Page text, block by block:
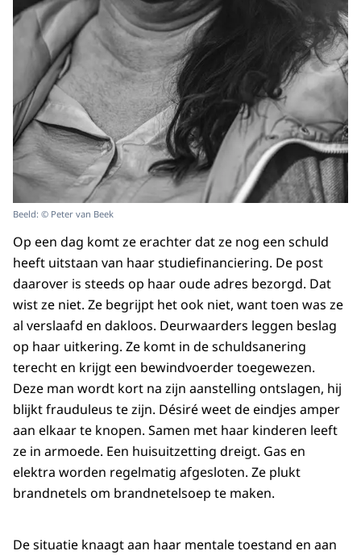
Beeld: © Peter van Beek
Op een dag komt ze erachter dat ze nog een schuld
heeft uitstaan van haar studiefinanciering. De post
daarover is steeds op haar oude adres bezorgd. Dat
wist ze niet. Ze begrijpt het ook niet, want toen was ze
al verslaafd en dakloos. Deurwaarders leggen beslag
op haar uitkering. Ze komt in de schuldsanering
terecht en krijgt een bewindvoerder toegewezen.
Deze man wordt kort na zijn aanstelling ontslagen, hij
blijkt frauduleus te zijn. Désiré weet de eindjes amper
aan elkaar te knopen. Samen met haar kinderen leeft
ze in armoede. Een huisuitzetting dreigt. Gas en
elektra worden regelmatig afgesloten. Ze plukt
brandnetels om brandnetelsoep te maken.
De situatie knaagt aan haar mentale toestand en aan